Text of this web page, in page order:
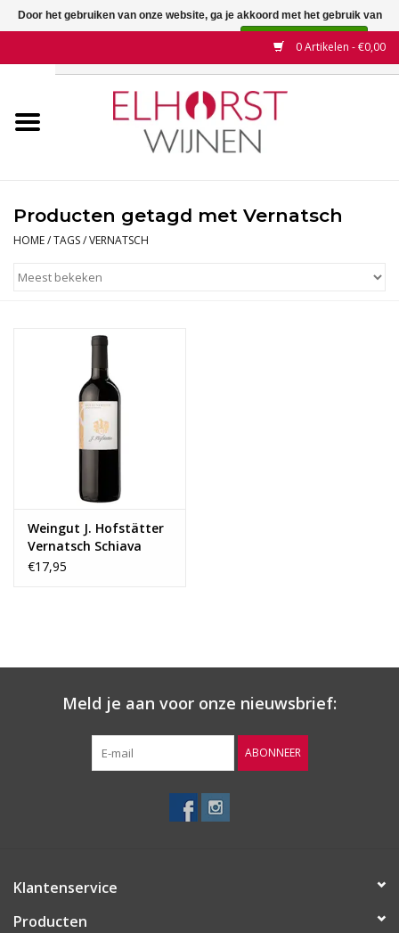
0 Artikelen - €0,00
Wijnen
Wijnhuizen
Druif
Wijnaanbiedingen
Wijnberichten
Producten getagd met Vernatsch
HOME/TAGS/VERNATSCH
Weingut J. Hofstätter
Vernatsch Schiava
Kolbenhofer 2023
€17,95
Meld je aan voor onze nieuwsbrief:
ABONNEER
Klantenservice
Producten
Door het gebruiken van onze website, ga je akkoord met het gebruik van